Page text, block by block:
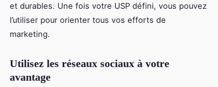
et durables. Une fois votre USP défini, vous pouvez
l’utiliser pour orienter tous vos efforts de
marketing.
Utilisez les réseaux sociaux à votre
avantage